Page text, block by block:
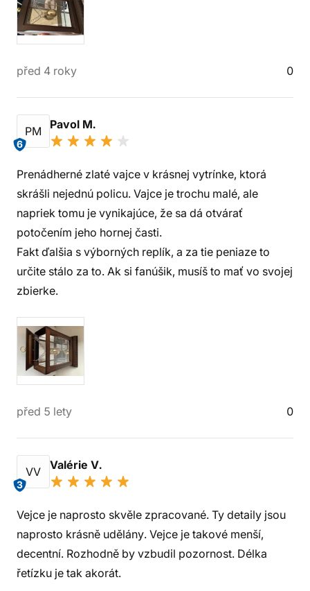
před 4 roky 0
PM
6
Pavol M.
Prenádherné zlaté vajce v krásnej vytrínke, ktorá
skrášli nejednú policu. Vajce je trochu malé, ale
napriek tomu je vynikajúce, že sa dá otvárať
potočením jeho hornej časti.
Fakt ďalšia s výborných replík, a za tie peniaze to
určite stálo za to. Ak si fanúšik, musíš to mať vo svojej
zbierke.
před 5 lety 0
VV
3
Valérie V.
Vejce je naprosto skvěle zpracované. Ty detaily jsou
naprosto krásně udělány. Vejce je takové menší,
decentní. Rozhodně by vzbudil pozornost. Délka
řetízku je tak akorát.